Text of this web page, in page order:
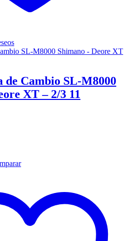
de Cambio SL-M8000
XT – 2/3 11